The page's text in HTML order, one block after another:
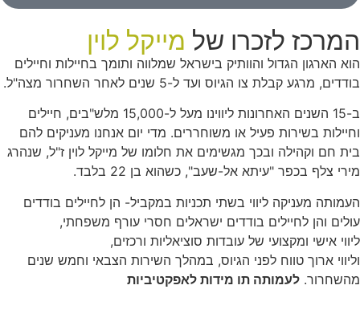
המרכז לזכרו של מייקל לוין
הוא הארגון הגדול והוותיק בישראל שמלווה ותומך בחיילות וחיילים
בודדים, מרגע קבלת צו הגיוס ועד ל-5 שנים לאחר השחרור מצה"ל.
ב-15 השנים האחרונות ליווינו מעל ל-15,000 מלש"בים, חיילים
וחיילות בשירות פעיל או משוחררים. מדי יום אנחנו מעניקים להם
בית חם וקהילה ובכך מגשימים את חלומו של מייקל לוין ז"ל, שנהרג
מירי צלף בכפר "עיתא אל-שעב", כשהוא בן 22 בלבד.
העמותה מעניקה ליווי בשתי תכניות במקביל- הן לחיילים בודדים
עולים והן לחיילים בודדים ישראלים חסרי עורף משפחתי,
ליווי אישי ומקצועי של עובדות סוציאליות ורכזים,
וליווי ארוך טווח לפני הגיוס, במהלך השירות הצבאי וחמש שנים
מהשחרור. לעמותה תו מידות לאפקטיביות